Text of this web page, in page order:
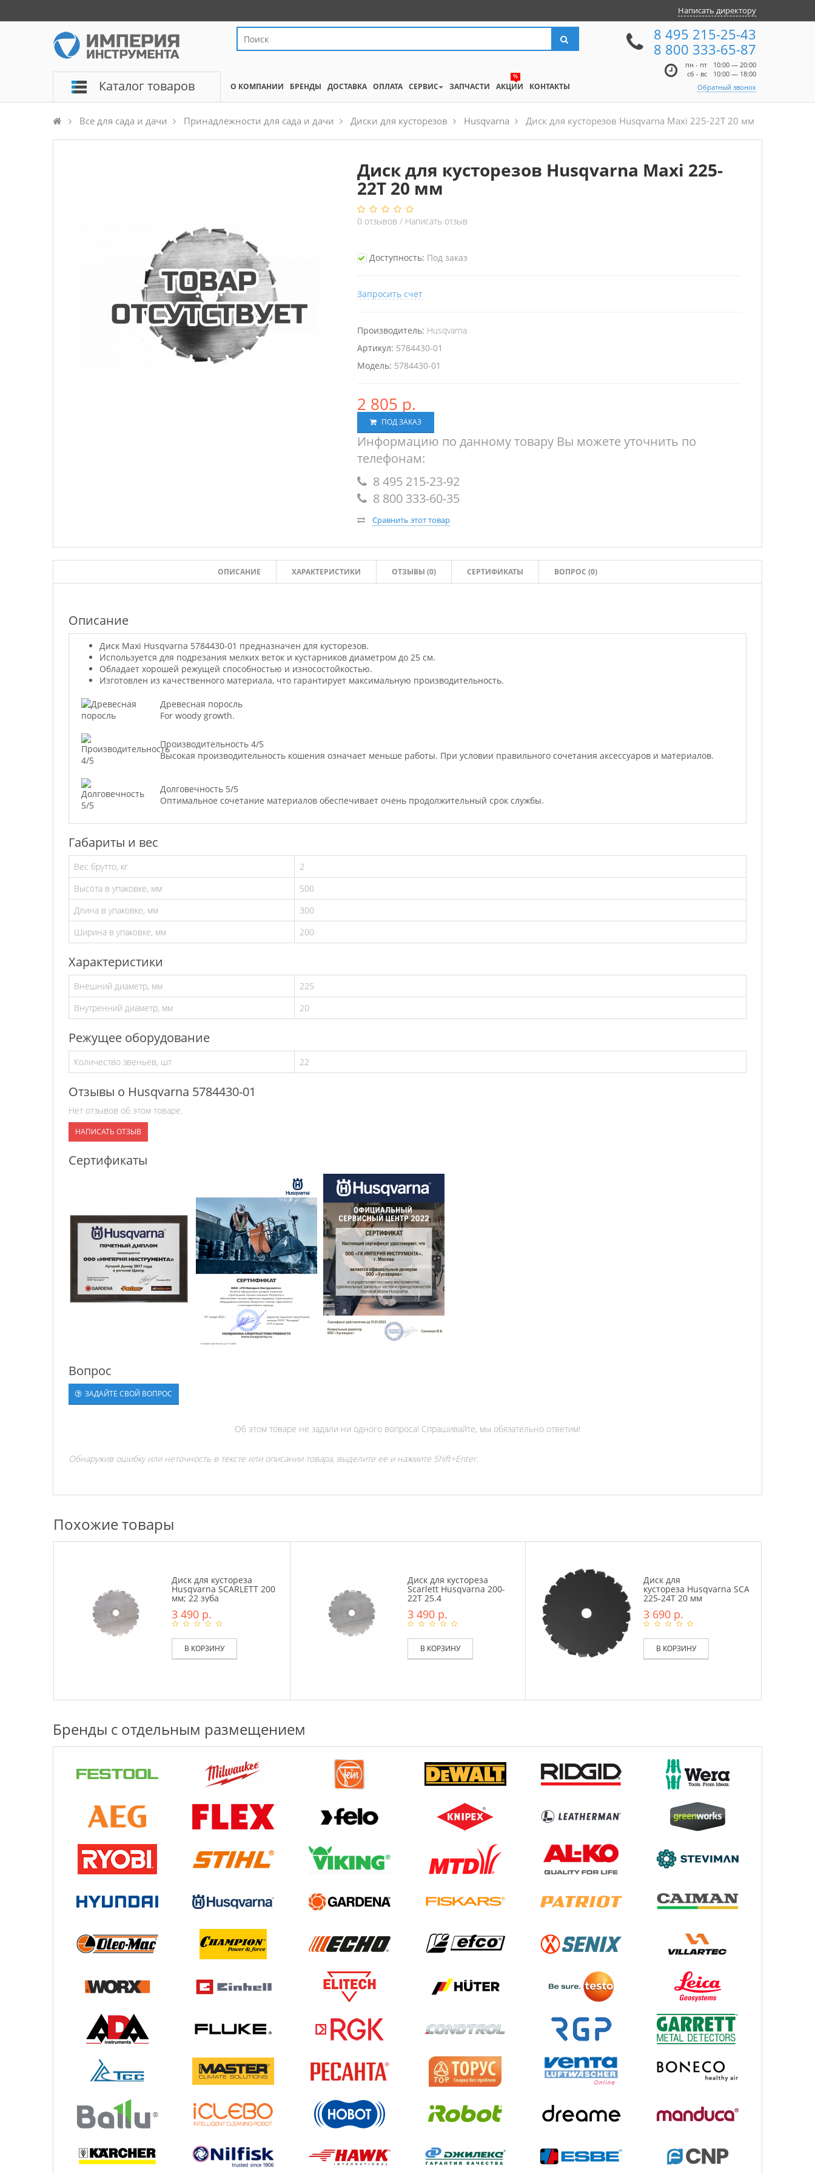
Написать директору
Каталог товаров
8 495 215-25-43
8 800 333-65-87
пн - пт
10:00 — 20:00
сб - вс
10:00 — 18:00
Обратный звонок
О КОМПАНИИ БРЕНДЫ ДОСТАВКА ОПЛАТА СЕРВИС ЗАПЧАСТИ
%
АКЦИИ КОНТАКТЫ
Все для сада и дачи Принадлежности для сада и дачи Диски для кусторезов Husqvarna Диск для кусторезов Husqvarna Maxi 225-22T 20 мм
Диск для кусторезов Husqvarna Maxi 225-
22T 20 мм
0 отзывов / Написать отзыв
Доступность: Под заказ
Запросить счет
Производитель: Husqvarna
Артикул: 5784430-01
Модель: 5784430-01
2 805 р.
ПОД ЗАКАЗ
Информацию по данному товару Вы можете уточнить по
телефонам:
8 495 215-23-92
8 800 333-60-35
Сравнить этот товар
ОПИСАНИЕ ХАРАКТЕРИСТИКИ ОТЗЫВЫ (0) СЕРТИФИКАТЫ ВОПРОС (0)
Описание
Диск Маxi Husqvarna 5784430-01 предназначен для кусторезов.
Используется для подрезания мелких веток и кустарников диаметром до 25 см.
Обладает хорошей режущей способностью и износостойкостью.
Изготовлен из качественного материала, что гарантирует максимальную производительность.
Древесная поросль
For woody growth.
Производительность 4/5
Высокая производительность кошения означает меньше работы. При условии правильного сочетания аксессуаров и материалов.
Долговечность 5/5
Оптимальное сочетание материалов обеспечивает очень продолжительный срок службы.
Габариты и вес
Вес брутто, кг
2
Высота в упаковке, мм
500
Длина в упаковке, мм
300
Ширина в упаковке, мм
200
Характеристики
Внешний диаметр, мм
225
Внутренний диаметр, мм
20
Режущее оборудование
Количество звеньев, шт 22
Отзывы о Husqvarna 5784430-01
Нет отзывов об этом товаре.
НАПИСАТЬ ОТЗЫВ
Сертификаты
Вопрос
ЗАДАЙТЕ СВОЙ ВОПРОС
Об этом товаре не задали ни одного вопроса! Спрашивайте, мы обязательно ответим!
Обнаружив ошибку или неточность в тексте или описании товара, выделите ее и нажмите Shift+Enter.
Похожие товары
Диск для кустореза
Husqvarna SCARLETT 200
мм; 22 зуба
3 490 р.
В КОРЗИНУ
Диск для кустореза
Sсarlett Husqvarna 200-
22Т 25.4
3 490 р.
В КОРЗИНУ
Диск для
кустореза Husqvarna SCARLETT
225-24Т 20 мм
3 690 р.
В КОРЗИНУ
Бренды с отдельным размещением